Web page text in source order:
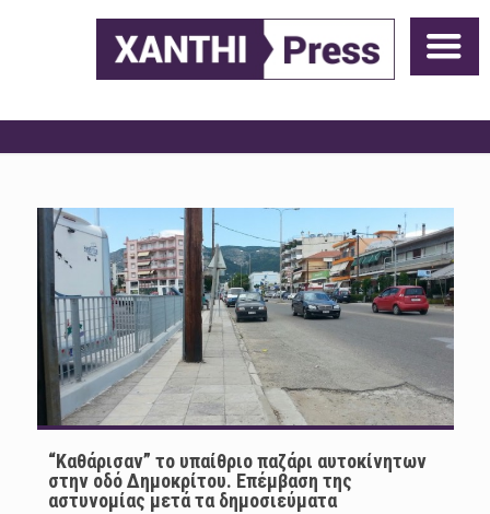
“Kαθάρισαν” το υπαίθριο παζάρι αυτοκίνητων
στην οδό Δημοκρίτου. Επέμβαση της
αστυνομίας μετά τα δημοσιεύματα